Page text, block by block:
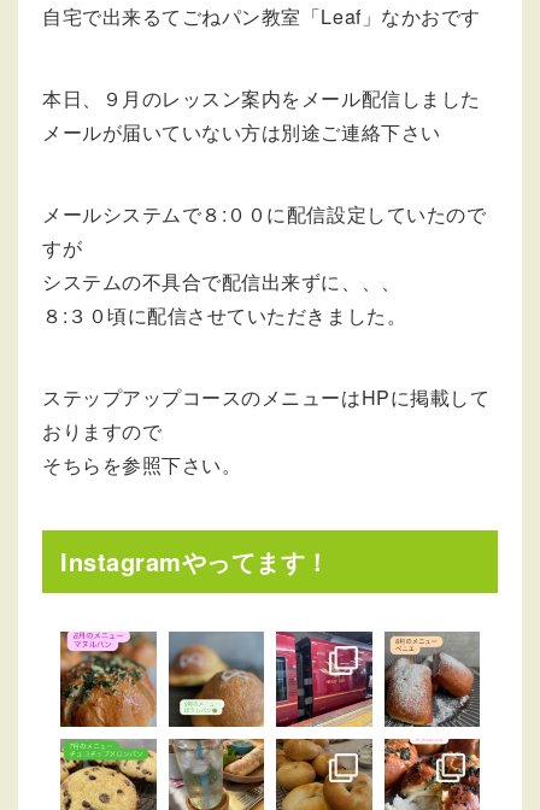
自宅で出来るてごねパン教室「Leaf」なかおです
本日、９月のレッスン案内をメール配信しました
メールが届いていない方は別途ご連絡下さい
メールシステムで８:００に配信設定していたので
すが
システムの不具合で配信出来ずに、、、
８:３０頃に配信させていただきました。
ステップアップコースのメニューはHPに掲載して
おりますので
そちらを参照下さい。
Instagramやってます！